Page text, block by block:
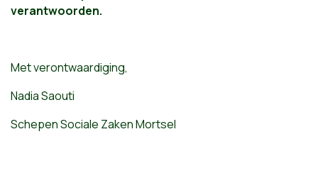
verantwoorden.
Met verontwaardiging,
Nadia Saouti
Schepen Sociale Zaken Mortsel